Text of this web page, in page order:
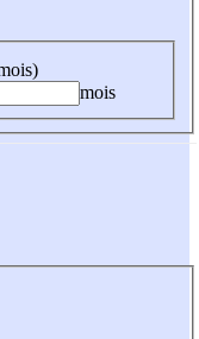
mois